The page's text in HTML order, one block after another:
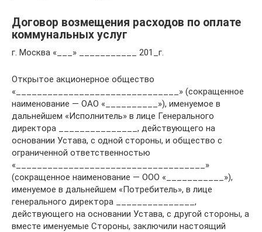
Договор возмещения расходов по оплате
коммунальных услуг
г. Москва «___» ___________ 201_г.
Открытое акционерное общество
«_______________________________» (сокращенное
наименование — ОАО «__________»), именуемое в
дальнейшем «Исполнитель» в лице Генерального
директора _______________, действующего на
основании Устава, с одной стороны, и общество с
ограниченной ответственностью
«____________________________________»
(сокращенное наименование — ООО «___________»),
именуемое в дальнейшем «Потребитель», в лице
генерального директора _______________,
действующего на основании Устава, с другой стороны, а
вместе именуемые Стороны, заключили настоящий